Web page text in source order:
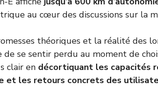
au cœur des discussions sur la
théoriques et la réalité des
se sentir perdu au moment de
clair en décortiquant les capacités
et les retours concrets des